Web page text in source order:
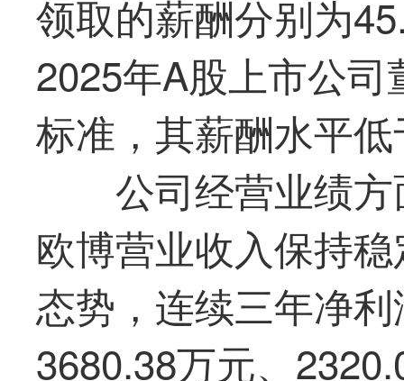
领取的薪酬分别为
2025年A股上市公
标准，其薪酬水平
公司经营业绩
欧博营业收入保持
态势，连续三年净
3680.38万元、